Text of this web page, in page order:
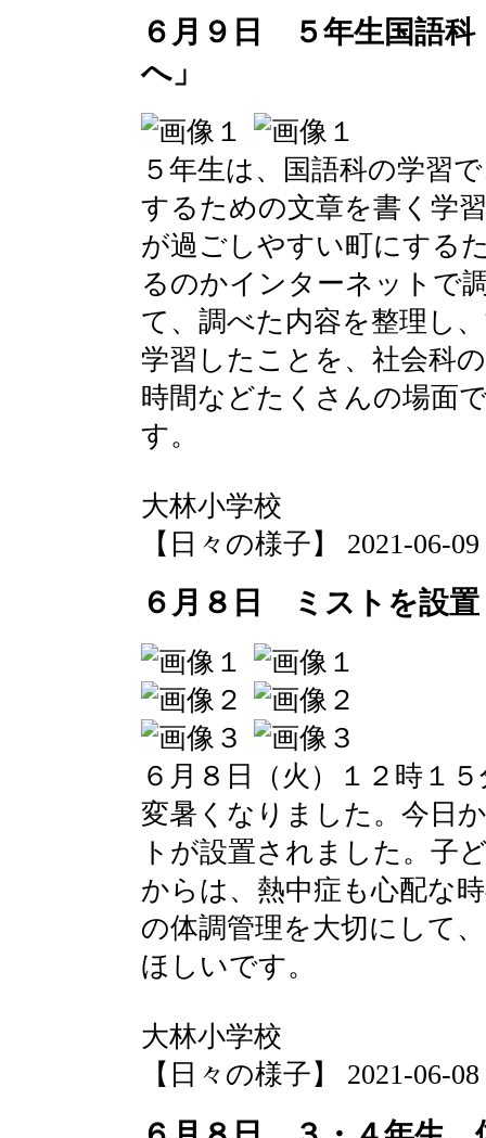
６月９日 ５年生国語科
へ」
５年生は、国語科の学習
するための文章を書く学
が過ごしやすい町にする
るのかインターネットで
て、調べた内容を整理し
学習したことを、社会科
時間などたくさんの場面
す。
大林小学校
【日々の様子】 2021-06-
６月８日 ミストを設置
６月８日（火）１２時１
変暑くなりました。今日
トが設置されました。子
からは、熱中症も心配な
の体調管理を大切にして
ほしいです。
大林小学校
【日々の様子】 2021-06-